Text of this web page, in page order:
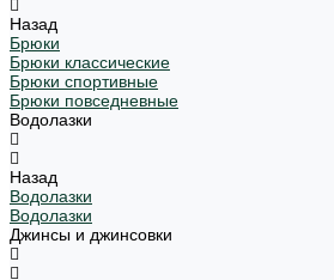
Назад
Брюки
Брюки классические
Брюки спортивные
Брюки повседневные
Водолазки
Назад
Водолазки
Водолазки
Джинсы и джинсовки